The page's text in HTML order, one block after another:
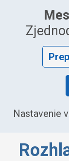
Nastavenie